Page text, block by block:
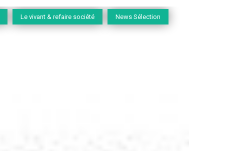
Le vivant & refaire société News Sélection